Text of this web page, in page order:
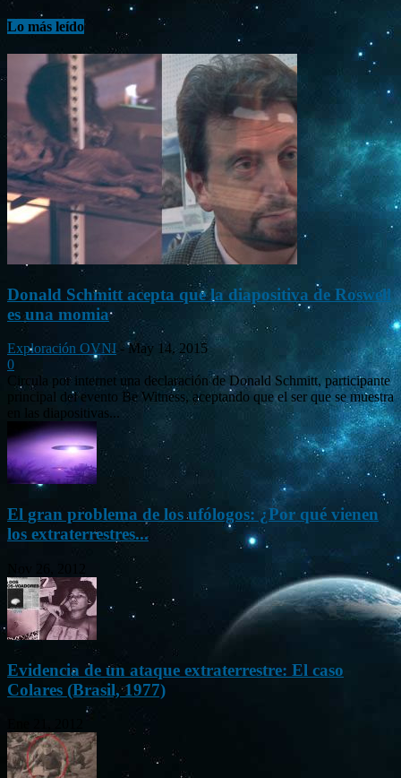
Lo más leído
Donald Schmitt acepta que la diapositiva de Roswell
es una momia
Exploración OVNI - May 14, 2015
0
Circula por internet una declaración de Donald Schmitt, participante
principal del evento Be Witness, aceptando que el ser que se muestra
en las diapositivas...
El gran problema de los ufólogos: ¿Por qué vienen
los extraterrestres...
Evidencia de un ataque extraterrestre: El caso
Colares (Brasil, 1977)